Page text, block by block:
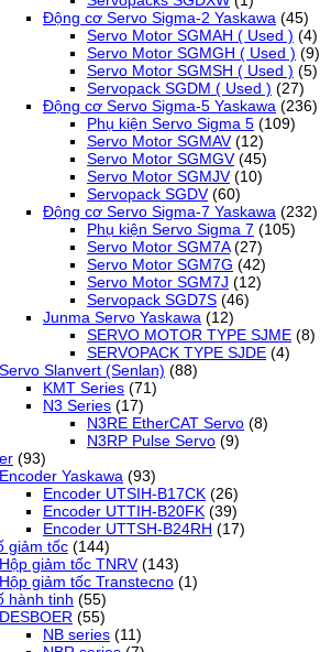
Động cơ Servo Sigma-2 Yaskawa (45)
Servo Motor SGMAH ( Used ) (4)
Servo Motor SGMGH ( Used ) (9)
Servo Motor SGMSH ( Used ) (5)
Servopack SGDM ( Used ) (27)
Động cơ Servo Sigma-5 Yaskawa (236)
Phụ kiện Servo Sigma 5 (109)
Servo Motor SGMAV (12)
Servo Motor SGMGV (45)
Servo Motor SGMJV (10)
Servopack SGDV (60)
Động cơ Servo Sigma-7 Yaskawa (232)
Phụ kiện Servo Sigma 7 (105)
Servo Motor SGM7A (27)
Servo Motor SGM7G (42)
Servo Motor SGM7J (12)
Servopack SGD7S (46)
Junma Servo Yaskawa (12)
SERVO MOTOR TYPE SJME (8)
SERVOPACK TYPE SJDE (4)
Servo Slanvert (Senlan) (88)
KMT Series (71)
N3 Series (17)
N3RE EtherCAT Servo (8)
N3RP Pulse Servo (9)
(93)
Encoder Yaskawa (93)
Encoder UTSIH-B17CK (26)
Encoder UTTIH-B20FK (39)
Encoder UTTSH-B24RH (17)
giảm tốc (144)
Hộp giảm tốc TNRV (143)
Hộp giảm tốc Transtecno (1)
hành tinh (55)
DESBOER (55)
NB series (11)